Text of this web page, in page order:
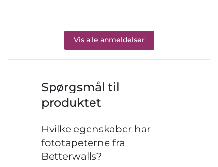
Vis alle anmeldelser
Spørgsmål til
produktet
Hvilke egenskaber har
fototapeterne fra
Betterwalls?